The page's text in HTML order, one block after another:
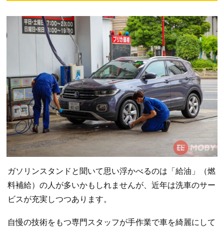
ガソリンスタンドと聞いて思い浮かべるのは「給油」（燃
料補給）の人が多いかもしれませんが、近年は洗車のサー
ビスが充実しつつあります。
自慢の技術をもつ専門スタッフが手作業で車を綺麗にして